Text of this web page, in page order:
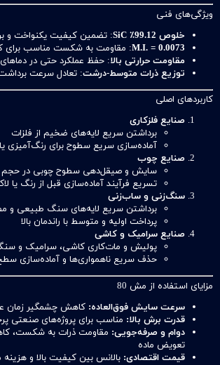
ویژگی‌های فنی
خلوص 99.12٪ SiC
: تضمین کیفیت یکنواخت و
M.I. = 0.0073: مقاومت به شکست مناسب برای
مقاومت حرارتی بالا: حفظ عملکرد حتی در دماهای
توزیع ذرات متوسط-درشت: تعادل سرعت
کاربردهای اصلی
صنایع فلزکاری
برداشتن سریع لایه‌های ضخیم از فلزات
آماده‌سازی سریع سطوح برای رنگ‌آمیزی یا
صنایع چوب
سایش و صیقل‌دهی سطوح چوبی در حجم
تسریع فرآیند آماده‌سازی قبل از رنگ یا
سنگ‌زنی و ساب‌زنی
برداشتن سریع لایه‌های سنگ طبیعی و
پرداخت اولیه و متوسط با راندمان بالا
صنایع سرامیک و کاشی
پولیش و مات‌کاری کاشی، سرامیک و
حذف سریع ناهمواری‌ها و آماده‌سازی
مزایای استفاده از مش 80
سرعت سایش فوق‌العاده: کاهش چشمگیر زمان
قدرت برش بالا: مناسب برای پروژه‌های صنعتی
دوام و صرفه‌جویی: مقاومت ذرات به شکست،
تعویض ماده
قیمت اقتصادی: بالانس بین کیفیت بالا و